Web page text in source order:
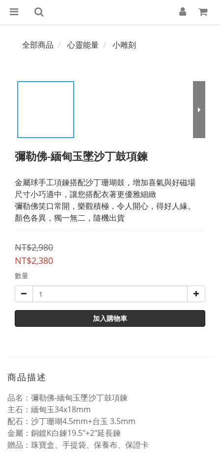
全部商品 心靈能量 小雕刻
彌勒佛-緬甸玉墜沙丁鼓項鍊
金屬球手工項鍊搭配沙丁珊瑚鼓，增加喜氣與好磁場
尺寸小巧適中，讓您搭配衣著更優雅細緻
彌勒佛笑口常開，樂觀積極，令人開心，得好人緣。
顏色各異，獨一無二，隨機出貨
NT$2,980
NT$2,380
數量
加入購物車
商品描述
品名：彌勒佛-緬甸玉墜沙丁鼓項鍊
主石：緬甸玉34x18mm
配石：沙丁珊瑚4.5mm+台玉 3.5mm
金屬：銅鍍K白鍊19.5"+2"延長鍊
贈品：珠寶盒、手提袋、保養布、保證卡